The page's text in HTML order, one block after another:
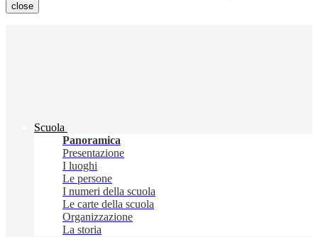
close
Scuola
Panoramica
Presentazione
I luoghi
Le persone
I numeri della scuola
Le carte della scuola
Organizzazione
La storia